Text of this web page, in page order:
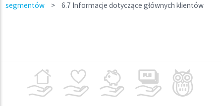
segmentów
> 6.7 Informacje dotyczące głównych klientów